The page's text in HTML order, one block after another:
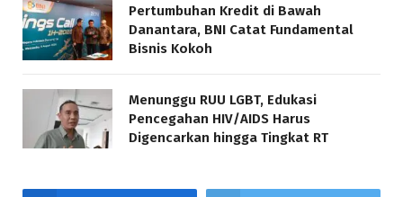
Pertumbuhan Kredit di Bawah
Danantara, BNI Catat Fundamental
Bisnis Kokoh
Menunggu RUU LGBT, Edukasi
Pencegahan HIV/AIDS Harus
Digencarkan hingga Tingkat RT